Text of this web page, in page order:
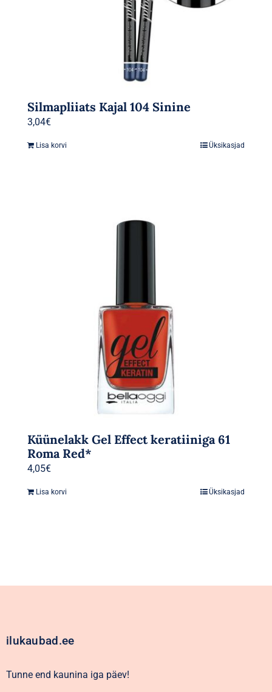
Silmapliiats Kajal 104 Sinine
3,04€
Lisa korvi Üksikasjad
Küünelakk Gel Effect keratiiniga 61
Roma Red*
4,05€
Lisa korvi Üksikasjad
ilukaubad.ee
Tunne end kaunina iga päev!